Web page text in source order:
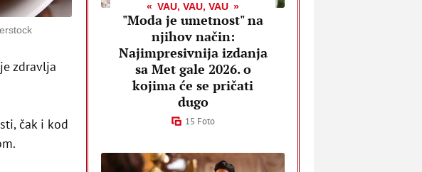
zdravlja
čak i kod
VAU, VAU, VAU
"Moda je umetnost" na
njihov način:
Najimpresivnija izdanja
sa Met gale 2026. o
kojima će se pričati
dugo
15 Foto